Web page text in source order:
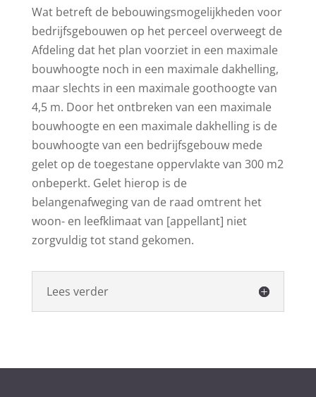
Wat betreft de bebouwingsmogelijkheden voor
bedrijfsgebouwen op het perceel overweegt de
Afdeling dat het plan voorziet in een maximale
bouwhoogte noch in een maximale dakhelling,
maar slechts in een maximale goothoogte van
4,5 m. Door het ontbreken van een maximale
bouwhoogte en een maximale dakhelling is de
bouwhoogte van een bedrijfsgebouw mede
gelet op de toegestane oppervlakte van 300 m2
onbeperkt. Gelet hierop is de
belangenafweging van de raad omtrent het
woon- en leefklimaat van [appellant] niet
zorgvuldig tot stand gekomen.
Lees verder